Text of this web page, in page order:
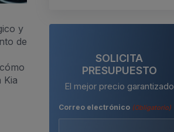
y
de
Kia
SOLICITA
PRESUPUESTO
El mejor precio garantizado
Correo electrónico (Obligatorio)